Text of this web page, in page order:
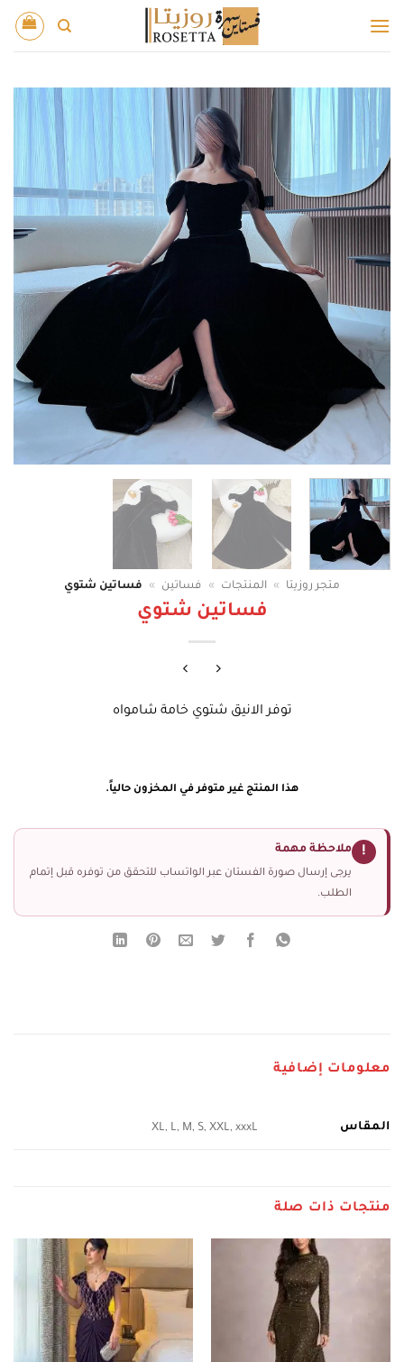
للمحتوى
متجر روزيتا » المنتجات » فساتين » فساتين شتوي
فساتين شتوي
توفر الانيق شتوي خامة شامواه
هذا المنتج غير متوفر في المخزون حالياً.
! ملاحظة مهمة
يرجى إرسال صورة الفستان عبر الواتساب للتحقق من توفره قبل إتمام
الطلب.
معلومات إضافية
المقاس XL, L, M, S, XXL, xxxL
منتجات ذات صلة